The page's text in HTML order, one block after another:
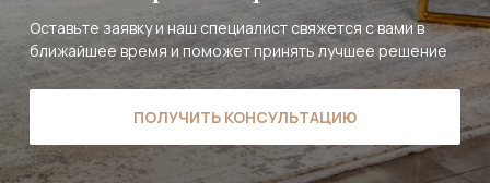
Оставьте заявку и наш специалист свяжется с вами в
ближайшее время и поможет принять лучшее решение
ПОЛУЧИТЬ КОНСУЛЬТАЦИЮ